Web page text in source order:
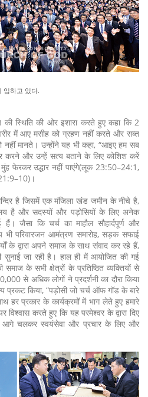
임하고 있다.
की स्थिति की ओर इशारा करते हुए कहा कि 2
में आए मसीह को ग्रहण नहीं करते और सब्त
मानते। उन्होंने यह भी कहा, “आइए हम सब
करने और उन्हें सत्य बताने के लिए कोशिश करें
फेरकर उद्धार नहीं पाएंगे(लूक 23:50–24:1,
है जिसमें एक मंजिला खंड जमीन के नीचे है,
है और सदस्यों और पड़ोसियों के लिए अनेक
जैसा कि चर्च का माहौल सौहार्दपूर्ण और
परिवारजन आमंत्रण समारोह, सड़क सफाई
के द्वारा अपने समाज के साथ संवाद कर रहे हैं,
जा रही है। हाल ही में आयोजित की गई
समाज के सभी क्षेत्रों के प्रतिष्ठित व्यक्तियों से
से अधिक लोगों ने प्रदर्शनी का दौरा किया
किया, “पड़ोसी जो चर्च ऑफ गॉड के बारे
हर प्रकार के कार्यक्रमों में भाग लेते हुए हमारे
करते हुए कि यह परमेश्वर के द्वारा दिए
चलकर स्वयंसेवा और प्रचार के लिए और